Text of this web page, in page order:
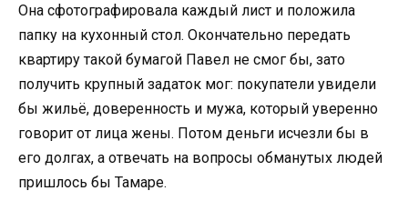
Она сфотографировала каждый лист и положила
папку на кухонный стол. Окончательно передать
квартиру такой бумагой Павел не смог бы, зато
получить крупный задаток мог: покупатели увидели
бы жильё, доверенность и мужа, который уверенно
говорит от лица жены. Потом деньги исчезли бы в
его долгах, а отвечать на вопросы обманутых людей
пришлось бы Тамаре.